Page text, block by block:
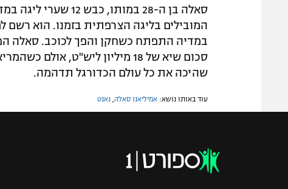
המובילים בליגה הצרפתית בזמנו. הוא רשם
במדיה התפתח כשחקן והפך לכוכב. סאלה
סכום שיא של 18 מיליון ליש"ט,
שהיכה את כל עולם הכדורגל תדהמה.
עוד באותו נושא: אמיליאנו סאלה נאנט